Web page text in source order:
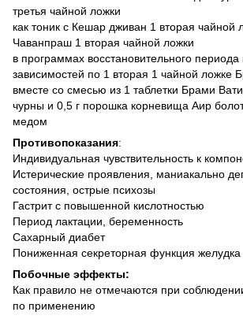
третья чайной ложки
как тоник с Кешар дживан 1 вторая чайной
Чаванпраш 1 вторая чайной ложки
в программах восстановительного периода
зависимостей по 1 вторая 1 чайной ложке
вместе со смесью из 1 таблетки Брами
чурны и 0,5 г порошка корневища Аир
медом
Противопоказания:
Индивидуальная чувствительность к
Истерические проявления, маниакально
состояния, острые психозы
Гастрит с повышенной кислотностью
Период лактации, беременность
Сахарный диабет
Пониженная секреторная функция желудка
Побочные эффекты:
Как правило не отмечаются при
по применению